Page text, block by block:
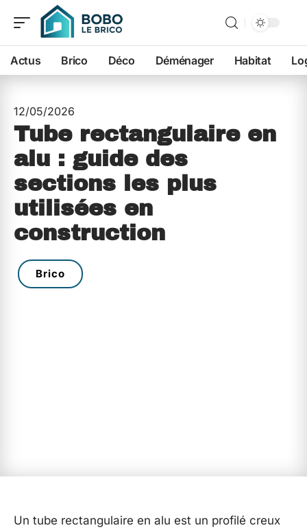
Actus Brico Déco Déménager Habitat
12/05/2026
Tube rectangulaire en
alu : guide des
sections les plus
utilisées en
construction
Brico
Un tube rectangulaire en alu est un profilé creux